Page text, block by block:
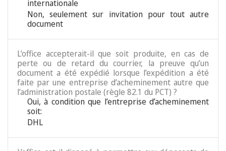
internationale
Non, seulement sur invitation pour tout autre
document
L’office accepterait-il que soit produite, en cas de
perte ou de retard du courrier, la preuve qu’un
document a été expédié lorsque l’expédition a été
faite par une entreprise d’acheminement autre que
l’administration postale (règle 82.1 du PCT) ?
Oui, à condition que l’entreprise d’acheminement
soit:
DHL